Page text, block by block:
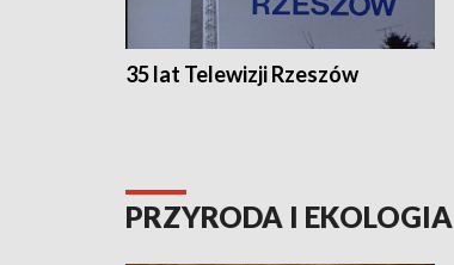
35 lat Telewizji Rzeszów
PRZYRODA I EKOLOGIA